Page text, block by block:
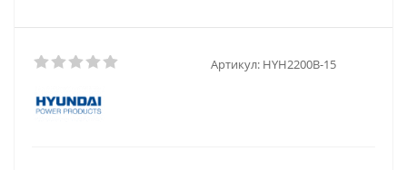
Артикул: HYH2200В-15